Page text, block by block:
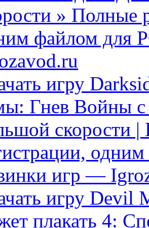
» Полные
файлом для
игру
Гнев Войны
скорости |
игр —
игру Devil
плакать 4: